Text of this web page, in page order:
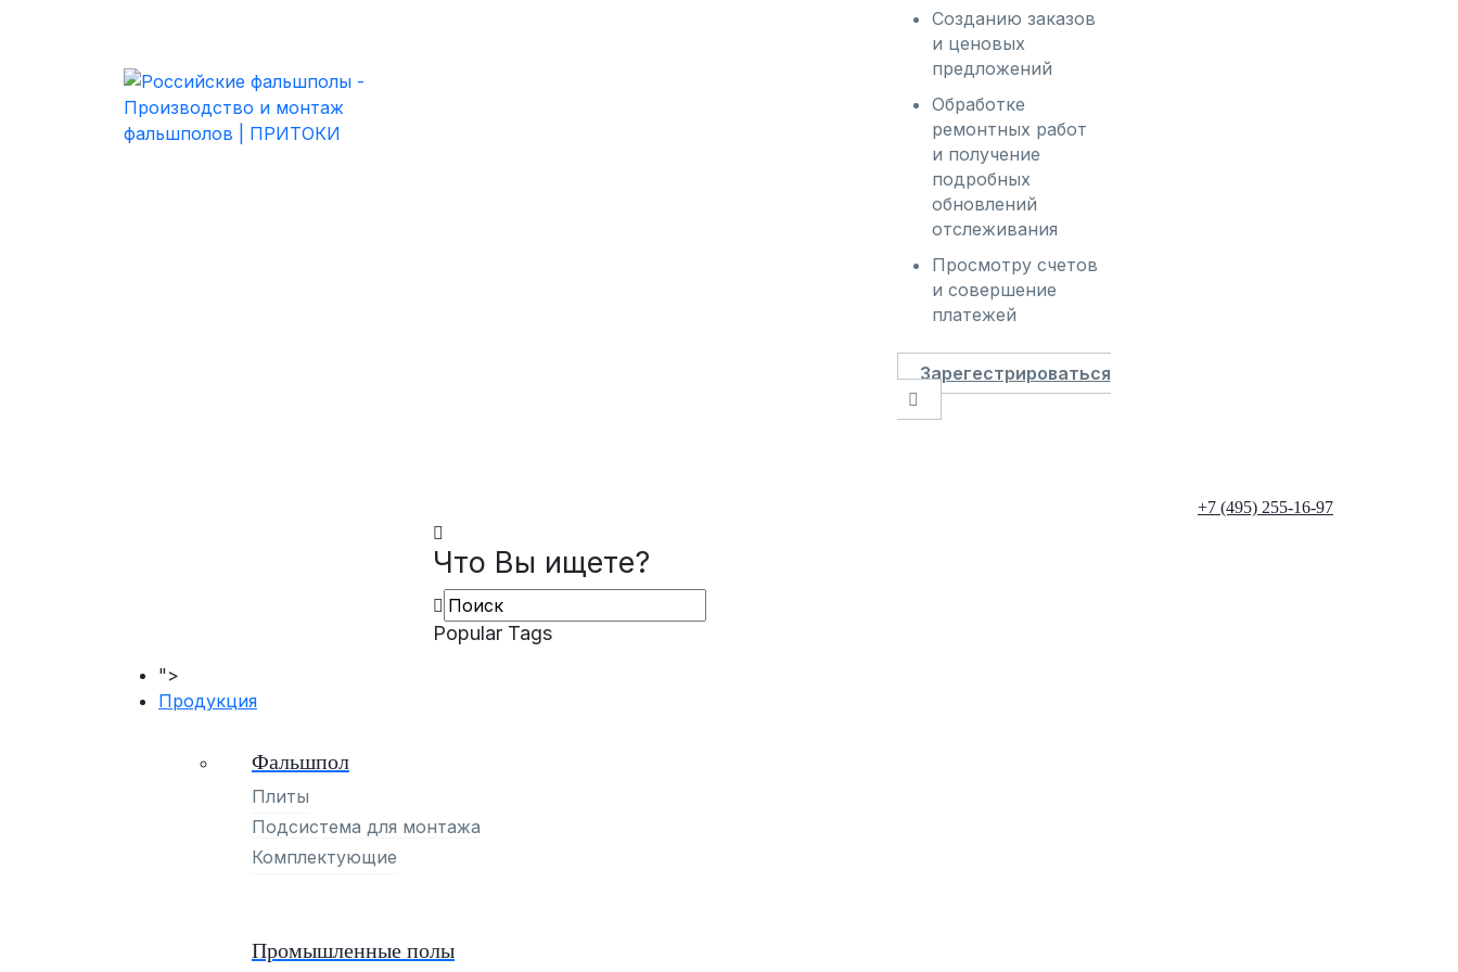
Созданию заказов
и ценовых
предложений
Обработке
ремонтных работ
и получение
подробных
обновлений
отслеживания
Просмотру счетов
и совершение
платежей
Зарегестрироваться
+7 (495) 255-16-97
Что Вы ищете?
Popular Tags
">
Продукция
Фальшпол
Плиты
Подсистема для монтажа
Комплектующие
Промышленные полы